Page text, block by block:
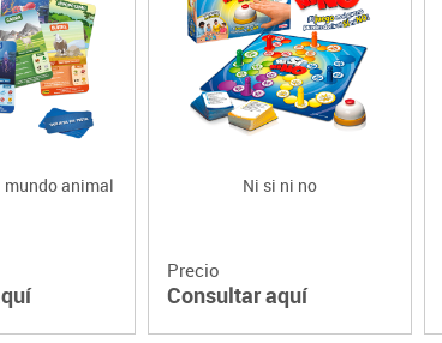
mundo animal Ni si ni no
Precio
Consultar aquí